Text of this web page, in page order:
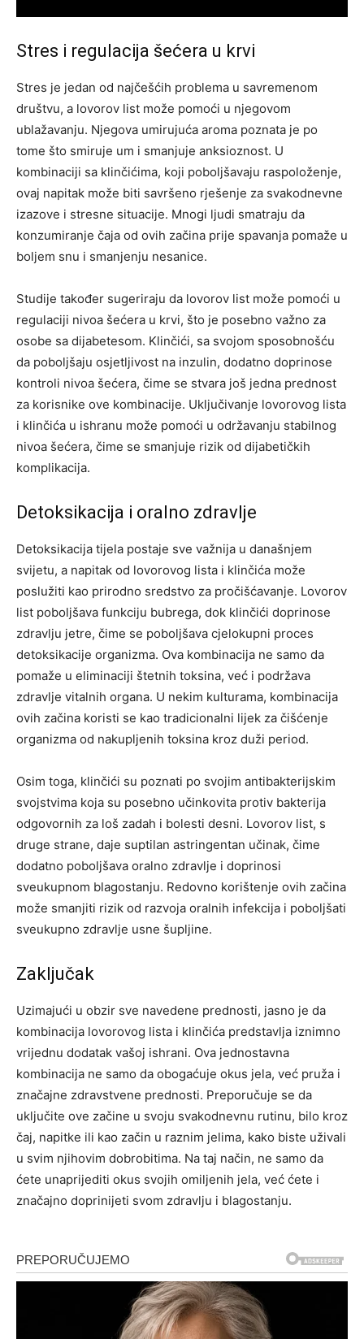
Stres i regulacija šećera u krvi
Stres je jedan od najčešćih problema u savremenom
društvu, a lovorov list može pomoći u njegovom
ublažavanju. Njegova umirujuća aroma poznata je po
tome što smiruje um i smanjuje anksioznost. U
kombinaciji sa klinčićima, koji poboljšavaju raspoloženje,
ovaj napitak može biti savršeno rješenje za svakodnevne
izazove i stresne situacije. Mnogi ljudi smatraju da
konzumiranje čaja od ovih začina prije spavanja pomaže u
boljem snu i smanjenju nesanice.
Studije također sugeriraju da lovorov list može pomoći u
regulaciji nivoa šećera u krvi, što je posebno važno za
osobe sa dijabetesom. Klinčići, sa svojom sposobnošću
da poboljšaju osjetljivost na inzulin, dodatno doprinose
kontroli nivoa šećera, čime se stvara još jedna prednost
za korisnike ove kombinacije. Uključivanje lovorovog lista
i klinčića u ishranu može pomoći u održavanju stabilnog
nivoa šećera, čime se smanjuje rizik od dijabetičkih
komplikacija.
Detoksikacija i oralno zdravlje
Detoksikacija tijela postaje sve važnija u današnjem
svijetu, a napitak od lovorovog lista i klinčića može
poslužiti kao prirodno sredstvo za pročišćavanje. Lovorov
list poboljšava funkciju bubrega, dok klinčići doprinose
zdravlju jetre, čime se poboljšava cjelokupni proces
detoksikacije organizma. Ova kombinacija ne samo da
pomaže u eliminaciji štetnih toksina, već i podržava
zdravlje vitalnih organa. U nekim kulturama, kombinacija
ovih začina koristi se kao tradicionalni lijek za čišćenje
organizma od nakupljenih toksina kroz duži period.
Osim toga, klinčići su poznati po svojim antibakterijskim
svojstvima koja su posebno učinkovita protiv bakterija
odgovornih za loš zadah i bolesti desni. Lovorov list, s
druge strane, daje suptilan astringentan učinak, čime
dodatno poboljšava oralno zdravlje i doprinosi
sveukupnom blagostanju. Redovno korištenje ovih začina
može smanjiti rizik od razvoja oralnih infekcija i poboljšati
sveukupno zdravlje usne šupljine.
Zaključak
Uzimajući u obzir sve navedene prednosti, jasno je da
kombinacija lovorovog lista i klinčića predstavlja iznimno
vrijednu dodatak vašoj ishrani. Ova jednostavna
kombinacija ne samo da obogaćuje okus jela, već pruža i
značajne zdravstvene prednosti. Preporučuje se da
uključite ove začine u svoju svakodnevnu rutinu, bilo kroz
čaj, napitke ili kao začin u raznim jelima, kako biste uživali
u svim njihovim dobrobitima. Na taj način, ne samo da
ćete unaprijediti okus svojih omiljenih jela, već ćete i
značajno doprinijeti svom zdravlju i blagostanju.